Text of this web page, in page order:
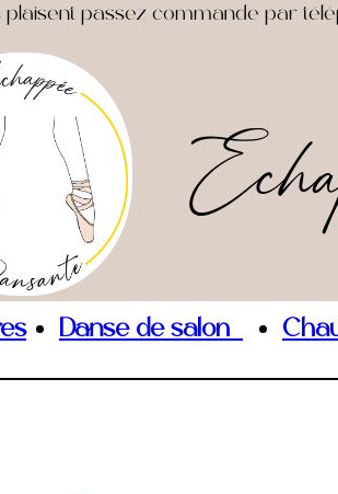
plaisent passez commande par
Danse de salon